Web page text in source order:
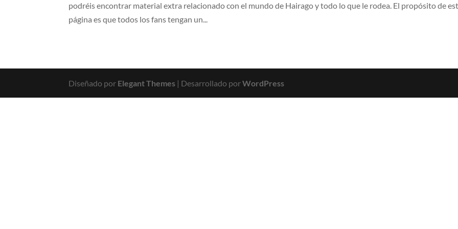
podréis encontrar material extra relacionado con el mundo de Hairago y todo lo que le rodea. El propósito de
página es que todos los fans tengan un...
Diseñado por Elegant Themes | Desarrollado porWordPress